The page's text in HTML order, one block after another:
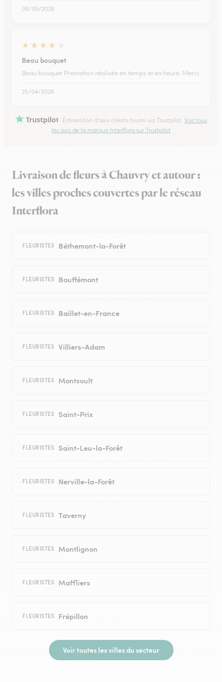
05/05/2026
★ ★ ★ ★
Beau bouquet
Beau bouquet Prestation réalisée en temps et en heure. Merci
25/04/2026
Trustpilot Échantillon d'avis clients fourni via Trustpilot. Voir tous
les avis de la marque Interflora sur Trustpilot
Livraison de fleurs à Chauvry et autour :
les villes proches couvertes par le réseau
Interflora
FLEURISTES Béthemont-la-Forêt
FLEURISTES Bouffémont
FLEURISTES Baillet-en-France
FLEURISTES Villiers-Adam
FLEURISTES Montsoult
FLEURISTES Saint-Prix
FLEURISTES Saint-Leu-la-Forêt
FLEURISTES Nerville-la-Forêt
FLEURISTES Taverny
FLEURISTES Montlignon
FLEURISTES Maffliers
FLEURISTES Frépillon
Voir toutes les villes du secteur